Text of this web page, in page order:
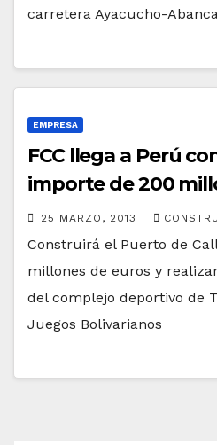
carretera Ayacucho-
EMPRESA
FCC llega a Perú
importe de 200
25 MARZO, 2013
Construirá el Puerto de
millones de euros y
del complejo deportivo de
Juegos Bolivarianos